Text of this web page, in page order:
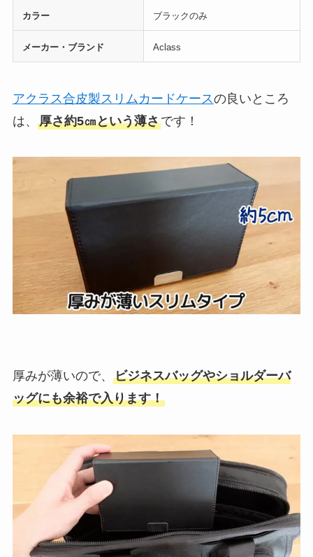
カラー ブラックのみ
メーカー・ブランド Aclass
アクラス合皮製スリムカードケースの良いところ
は、 厚さ約5㎝という薄さです！
厚みが薄いので、 ビジネスバッグやショルダーバ
ッグにも余裕で入ります！